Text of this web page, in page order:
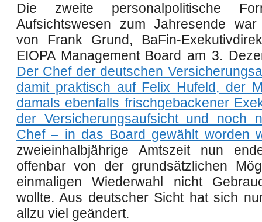
Die zweite personalpolitische
Aufsichtswesen zum Jahresende
von Frank Grund, BaFin-
EIOPA Management Board am 3.
Der Chef der deutschen
damit praktisch auf Felix Hufeld, der
damals ebenfalls frischgebackener
der Versicherungsaufsicht und noch
Chef – in das Board gewählt worden
zweieinhalbjährige Amtszeit nun
offenbar von der grundsätzlichen
einmaligen Wiederwahl nicht
wollte. Aus deutscher Sicht hat sich
allzu viel geändert.